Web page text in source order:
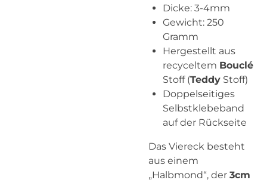
Dicke: 3-4mm
Gewicht: 250
Gramm
Hergestellt aus
recyceltem Bouclé
Stoff (Teddy Stoff)
Doppelseitiges
Selbstklebeband
auf der Rückseite
Das Viereck besteht
aus einem
„Halbmond“, der 3cm